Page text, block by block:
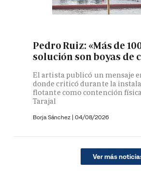
Pedro Ruiz: «Más de
solución son boyas de
El artista publicó un mensaje
donde criticó durante la
flotante como contención
Tarajal
Borja Sánchez | 04/08/2026
Ver más